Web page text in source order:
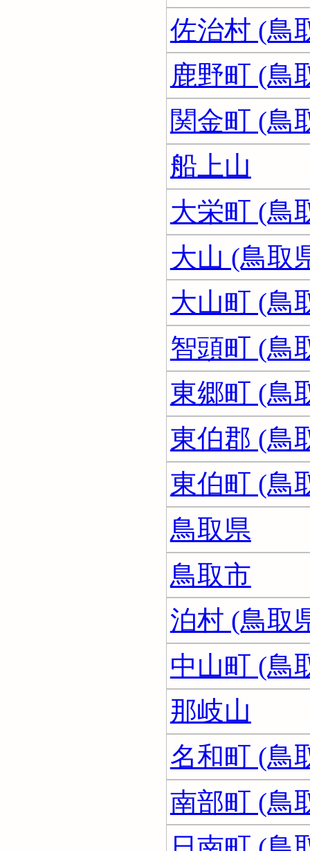
佐治村 (鳥
鹿野町 (鳥
関金町 (鳥
船上山
大栄町 (鳥
大山 (鳥取
大山町 (鳥
智頭町 (鳥
東郷町 (鳥
東伯郡 (鳥
東伯町 (鳥
鳥取県
鳥取市
泊村 (鳥取
中山町 (鳥
那岐山
名和町 (鳥
南部町 (鳥